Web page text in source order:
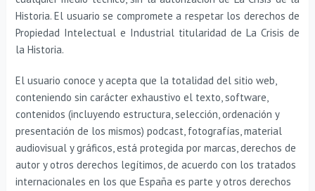
Historia. El usuario se compromete a respetar los derechos de
Propiedad Intelectual e Industrial titularidad de La Crisis de
la Historia.
El usuario conoce y acepta que la totalidad del sitio web,
conteniendo sin carácter exhaustivo el texto, software,
contenidos (incluyendo estructura, selección, ordenación y
presentación de los mismos) podcast, fotografías, material
audiovisual y gráficos, está protegida por marcas, derechos de
autor y otros derechos legítimos, de acuerdo con los tratados
internacionales en los que España es parte y otros derechos